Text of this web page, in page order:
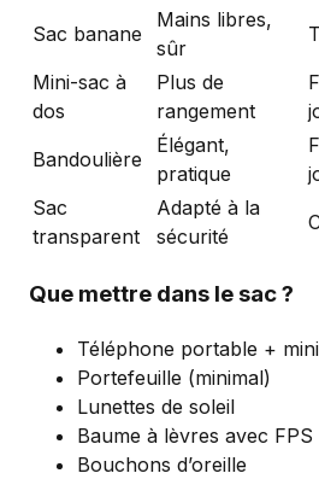
Sac banane
Mains libres,
sûr
Mini-sac à
dos
Plus de
rangement
Bandoulière
Élégant,
pratique
Sac
transparent
Adapté à la
sécurité
Que mettre dans le sac ?
Téléphone portable +
Portefeuille (minimal)
Lunettes de soleil
Baume à lèvres avec FPS
Bouchons d’oreille